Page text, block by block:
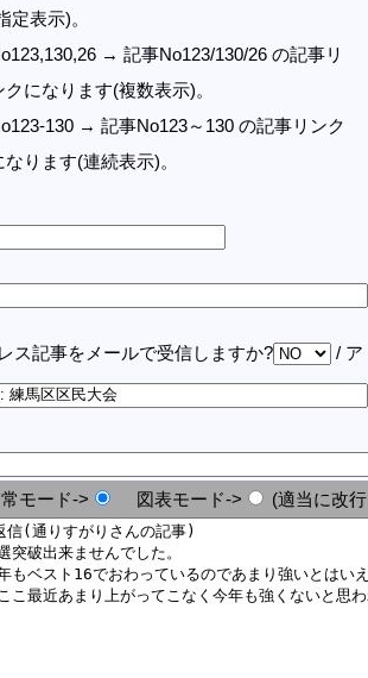
定表示)。
→ 記事No123/130/26 の記事リ
クになります(複数表示)。
130 → 記事No123～130 の記事リンク
なります(連続表示)。
ス記事をメールで受信しますか?
/ ア
モード-> 図表モード-> (適当に改